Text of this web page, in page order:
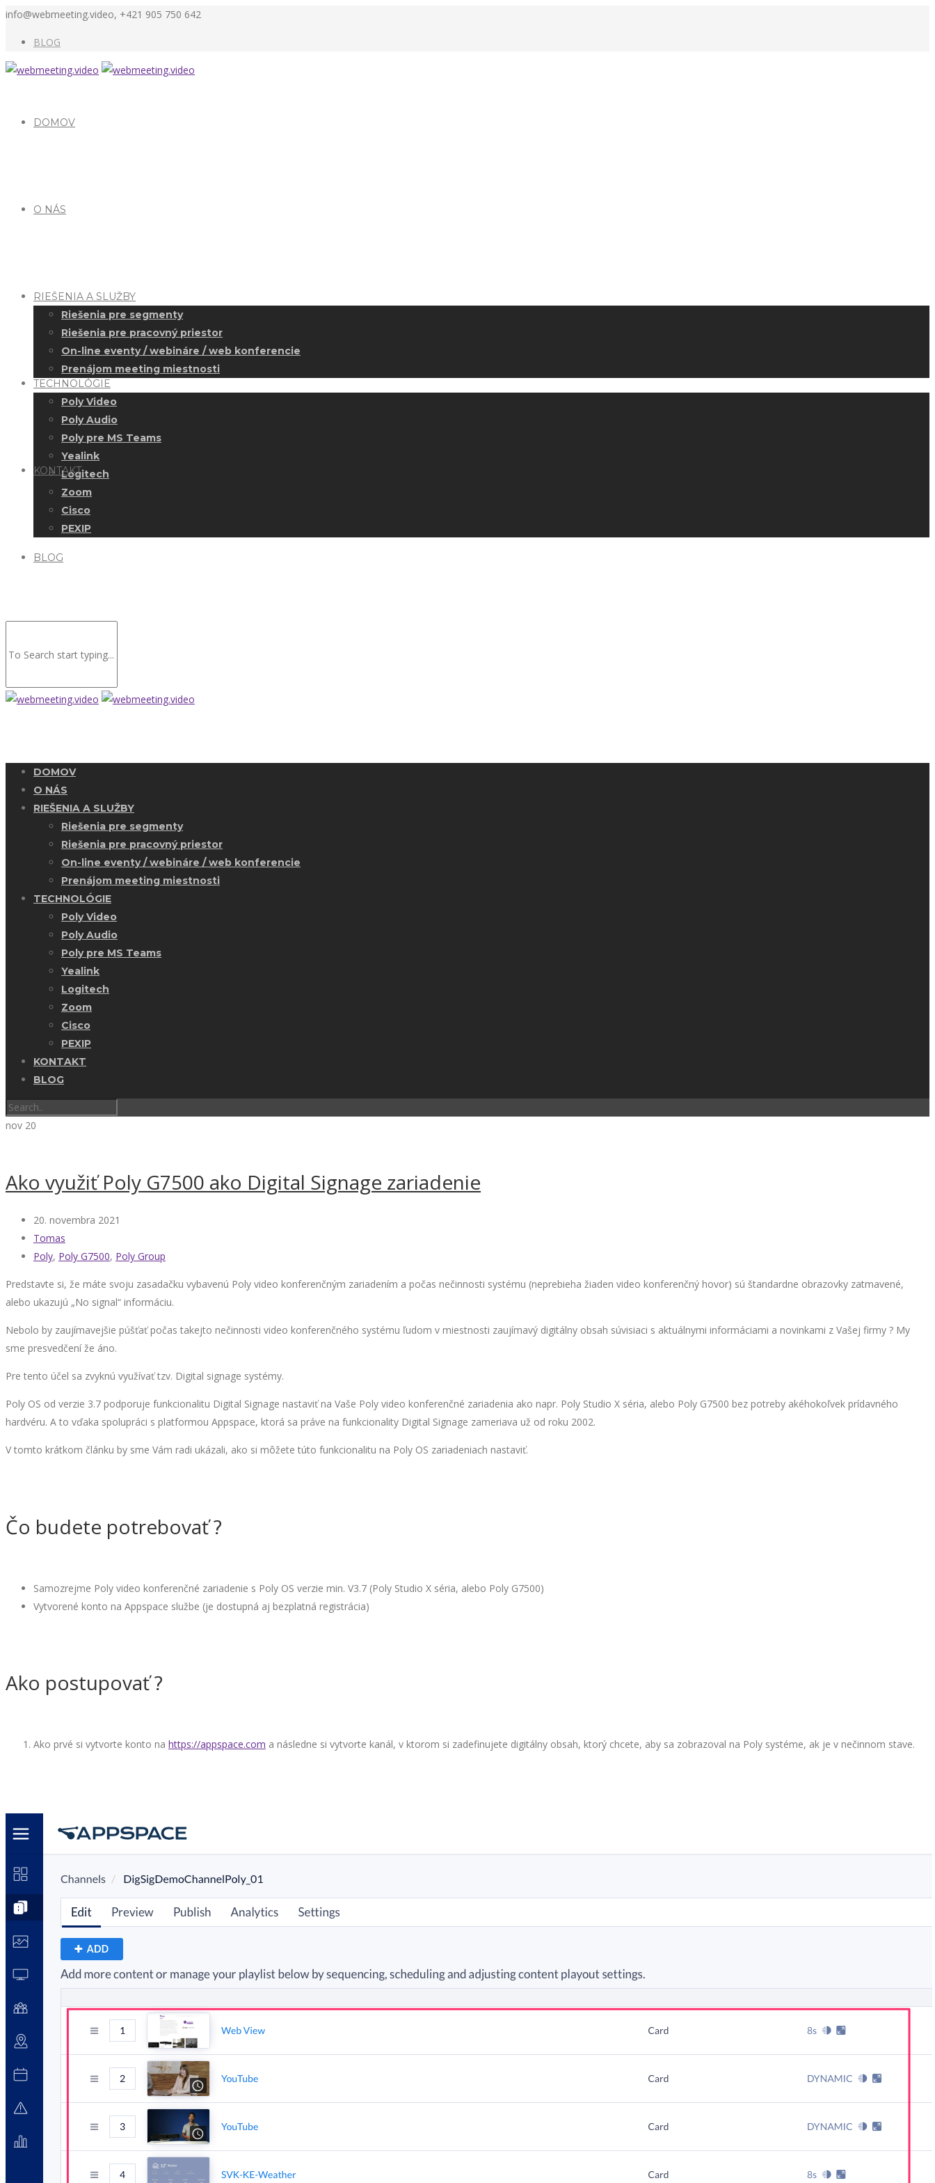
info@webmeeting.video, +421 905 750 642
BLOG
DOMOV
O NÁS
RIEŠENIA A SLUŽBY
Riešenia pre segmenty
Riešenia pre pracovný priestor
On-line eventy / webináre / web konferencie
Prenájom meeting miestnosti
TECHNOLÓGIE
Poly Video
Poly Audio
Poly pre MS Teams
Yealink
Logitech
Zoom
Cisco
PEXIP
KONTAKT
BLOG
DOMOV
O NÁS
RIEŠENIA A SLUŽBY
Riešenia pre segmenty
Riešenia pre pracovný priestor
On-line eventy / webináre / web konferencie
Prenájom meeting miestnosti
TECHNOLÓGIE
Poly Video
Poly Audio
Poly pre MS Teams
Yealink
Logitech
Zoom
Cisco
PEXIP
KONTAKT
BLOG
nov 20
Ako využiť Poly G7500 ako Digital Signage zariadenie
20. novembra 2021
Tomas
Poly, Poly G7500, Poly Group
Predstavte si, že máte svoju zasadačku vybavenú Poly video konferenčným zariadením a počas nečinnosti systému (neprebieha žiaden video konferenčný hovor) sú štandardne obrazovky zatmavené,
alebo ukazujú „No signal“ informáciu.
Nebolo by zaujímavejšie púšťať počas takejto nečinnosti video konferenčného systému ľudom v miestnosti zaujímavý digitálny obsah súvisiaci s aktuálnymi informáciami a novinkami z Vašej firmy ? My
sme presvedčení že áno.
Pre tento účel sa zvyknú využívať tzv. Digital signage systémy.
Poly OS od verzie 3.7 podporuje funkcionalitu Digital Signage nastaviť na Vaše Poly video konferenčné zariadenia ako napr. Poly Studio X séria, alebo Poly G7500 bez potreby akéhokoľvek prídavného
hardvéru. A to vďaka spolupráci s platformou Appspace, ktorá sa práve na funkcionality Digital Signage zameriava už od roku 2002.
V tomto krátkom článku by sme Vám radi ukázali, ako si môžete túto funkcionalitu na Poly OS zariadeniach nastaviť.
Čo budete potrebovať ?
Samozrejme Poly video konferenčné zariadenie s Poly OS verzie min. V3.7 (Poly Studio X séria, alebo Poly G7500)
Vytvorené konto na Appspace službe (je dostupná aj bezplatná registrácia)
Ako postupovať ?
Ako prvé si vytvorte konto na https://appspace.com a následne si vytvorte kanál, v ktorom si zadefinujete digitálny obsah, ktorý chcete, aby sa zobrazoval na Poly systéme, ak je v nečinnom stave.